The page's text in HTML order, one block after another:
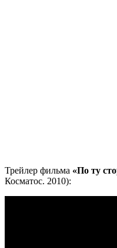
Трейлер фильма «По ту
Косматос. 2010):